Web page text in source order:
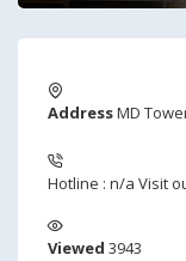
AddressMD
Hotline : n/a Visit
Viewed 3943